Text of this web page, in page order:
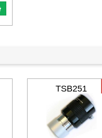
In den Warenkorb
TSB251